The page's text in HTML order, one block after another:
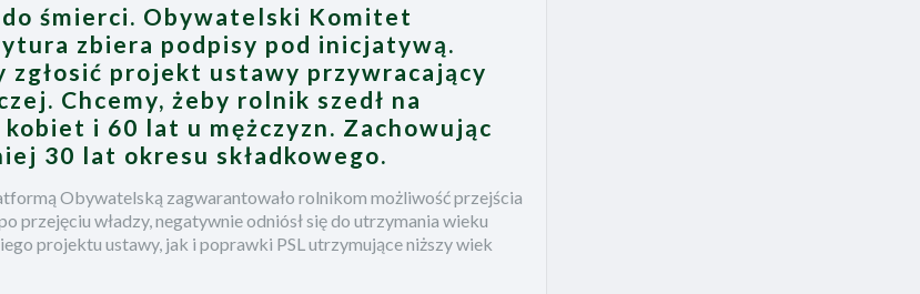
do śmierci. Obywatelski Komitet
zbiera podpisy pod inicjatywą.
zgłosić projekt ustawy przywracający
Chcemy, żeby rolnik szedł na
i 60 lat u mężczyzn. Zachowując
30 lat okresu składkowego.
Obywatelską zagwarantowało rolnikom możliwość przejścia
przejęciu władzy, negatywnie odniósł się do utrzymania wieku
projektu ustawy, jak i poprawki PSL utrzymujące niższy wiek